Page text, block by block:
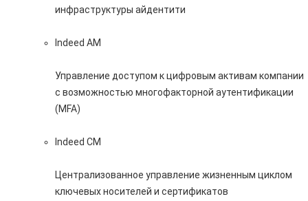
инфраструктуры айдентити
Indeed AM
Управление доступом к цифровым активам компании
с возможностью многофакторной аутентификации
(MFA)
Indeed CM
Централизованное управление жизненным циклом
ключевых носителей и сертификатов